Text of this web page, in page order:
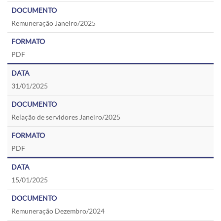
Remuneração Janeiro/2025
PDF
31/01/2025
Relação de servidores Janeiro/2025
PDF
15/01/2025
Remuneração Dezembro/2024